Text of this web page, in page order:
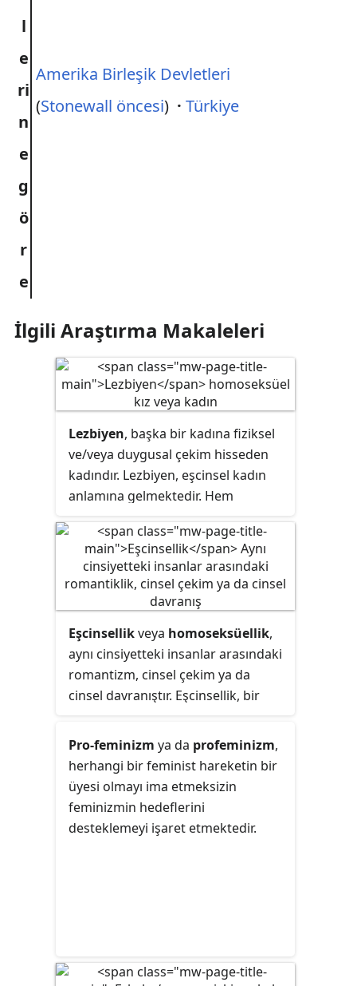
l
e
ri
n
e
g
ö
r
e
Amerika Birleşik Devletleri
(Stonewall öncesi) · Türkiye
İlgili Araştırma Makaleleri
Lezbiyen, başka bir kadına fiziksel
ve/veya duygusal çekim hisseden
kadındır. Lezbiyen, eşcinsel kadın
anlamına gelmektedir. Hem
hisseden kadınlar ise
biseksüeldirler. Kişinin kendini
tanımlaması veya kendine biçtiği
cinsel kimlik, davranışlarıyla
Eşcinsellikveya homoseksüellik,
aynı cinsiyetteki insanlar arasındaki
romantizm, cinsel çekim ya da
cinsel davranıştır. Eşcinsellik, bir
ya da tümüyle kendisiyle aynı
cinsiyette olan kişilere karşı
romantik ya da cinsel çekimleri
yaşamaya yönlendiren kalıcı kişisel
nitelik” olarak ifade edilir. Aynı
zamanda kişiyi bu çekimlere
Pro-feminizm ya da profeminizm,
herhangi bir feminist hareketin bir
üyesi olmayı ima etmeksizin
feminizmin hedeflerini
desteklemeyi işaret etmektedir.